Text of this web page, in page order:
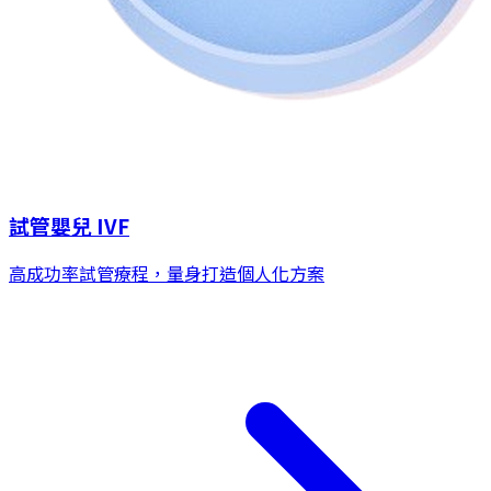
試管嬰兒 IVF
高成功率試管療程，量身打造個人化方案